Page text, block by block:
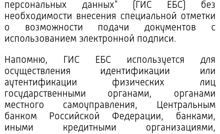
персональных данных" (ГИС ЕБС) без
необходимости внесения специальной отметки
о возможности подачи документов с
использованием электронной подписи.
Напомню, ГИС ЕБС используется для
осуществления идентификации или
аутентификации физических лиц
государственными органами, органами
местного самоуправления, Центральным
банком Российской Федерации, банками,
иными кредитными организациями,